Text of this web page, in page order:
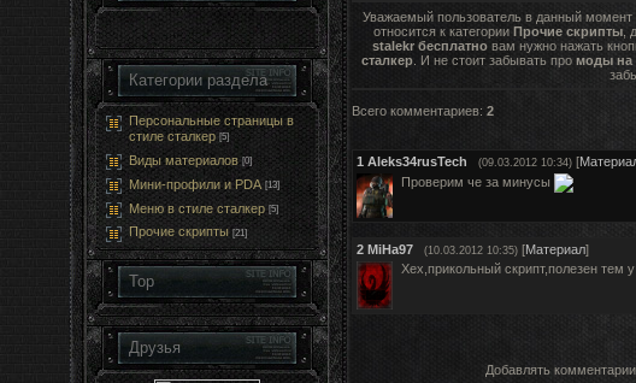
Категории раздела
Персональные страницы в
стиле сталкер [5]
Виды материалов [0]
Мини-профили и PDA [13]
Меню в стиле сталкер [5]
Прочие скрипты [21]
Top
Друзья
Уважаемый пользователь в данный
относится к категории Прочие скрипты,
stalekr бесплатно вам нужно нажать
сталкер. И не стоит забывать про моды на
Всего комментариев: 2
1 Aleks34rusTech (09.03.2012 10:34) [
Проверим че за минусы
2 MiHa97 (10.03.2012 10:35) [Материал]
Хех,прикольный скрипт,полезен тем у
Добавлять